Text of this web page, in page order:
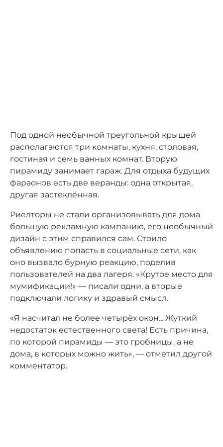
Под одной необычной треугольной крышей
располагаются три комнаты, кухня, столовая,
гостиная и семь ванных комнат. Вторую
пирамиду занимает гараж. Для отдыха будущих
фараонов есть две веранды: одна открытая,
другая застеклённая.
Риелторы не стали организовывать для дома
большую рекламную кампанию, его необычный
дизайн с этим справился сам. Стоило
объявлению попасть в социальные сети, как
оно вызвало бурную реакцию, поделив
пользователей на два лагеря. «Крутое место для
мумификации!» — писали одни, а вторые
подключали логику и здравый смысл.
«Я насчитал не более четырёх окон... Жуткий
недостаток естественного света! Есть причина,
по которой пирамиды — это гробницы, а не
дома, в которых можно жить», — отметил другой
комментатор.